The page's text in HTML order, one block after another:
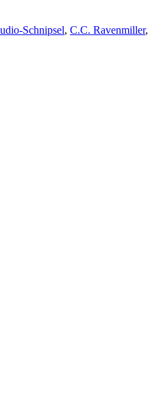
Schnipsel, C.C. Ravenmiller,